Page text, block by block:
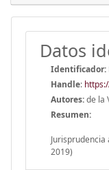
Datos
Identificador:
Handle:
Autores:de la
Resumen:
2019)